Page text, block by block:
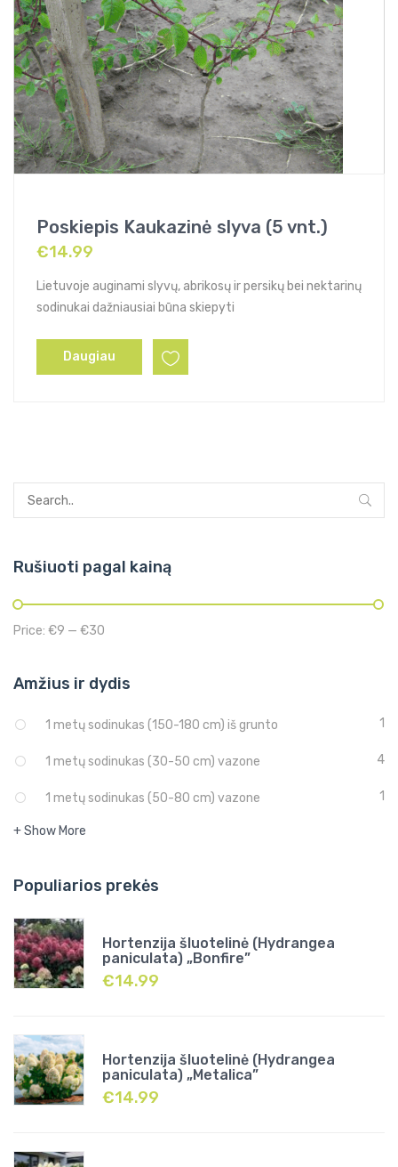
Poskiepis Kaukazinė slyva (5 vnt.)
€14.99
Lietuvoje auginami slyvų, abrikosų ir persikų bei nektarinų
sodinukai dažniausiai būna skiepyti
Daugiau
Rušiuoti pagal kainą
Price: €9 — €30
Amžius ir dydis
1 metų sodinukas (150-180 cm) iš grunto 1
1 metų sodinukas (30-50 cm) vazone 4
1 metų sodinukas (50-80 cm) vazone 1
+ Show More
Populiarios prekės
Hortenzija šluotelinė (Hydrangea
paniculata) „Bonfire”
€14.99
Hortenzija šluotelinė (Hydrangea
paniculata) „Metalica”
€14.99